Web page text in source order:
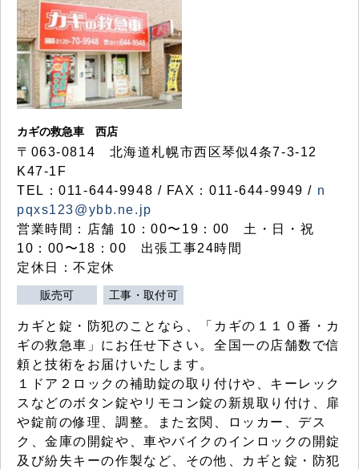
カギの救急車 西店
〒063-0814 北海道札幌市西区琴似4条7-3-12
K47-1F
TEL：011-644-9948 / FAX：011-644-9949 / n
pqxs123@ybb.ne.jp
営業時間：店舗 10：00〜19：00 土・日・祝
10：00〜18：00 出張工事24時間
定休日：不定休
販売可 工事・取付可
カギと錠・防犯のことなら、「カギの１１０番・カ
ギの救急車」にお任せ下さい。全国一の店舗数で信
頼と技術をお届けいたします。
１ドア２ロックの補助錠の取り付けや、キーレック
スなどのボタン錠やリモコン錠の新規取り付け、扉
や錠前の修理、調整。また玄関、ロッカー、デス
ク、金庫の開錠や、車やバイクのインロックの開錠
及び紛失キーの作製など、その他、カギと錠・防犯